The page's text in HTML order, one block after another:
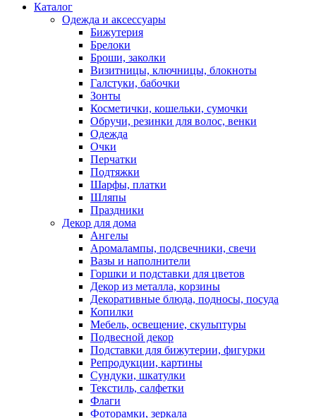
Каталог
Oдежда и аксессуары
Бижутерия
Брелоки
Броши, заколки
Визитницы, ключницы, блокноты
Галстуки, бабочки
Зонты
Косметички, кошельки, сумочки
Обручи, резинки для волос, венки
Одежда
Очки
Перчатки
Подтяжки
Шарфы, платки
Шляпы
Праздники
Декор для дома
Ангелы
Аромалампы, подсвечники, свечи
Вазы и наполнители
Горшки и подставки для цветов
Декор из металла, корзины
Декоративные блюда, подносы, посуда
Копилки
Мебель, освещение, скульптуры
Подвесной декор
Подставки для бижутерии, фигурки
Репродукции, картины
Сундуки, шкатулки
Текстиль, салфетки
Флаги
Фоторамки, зеркала